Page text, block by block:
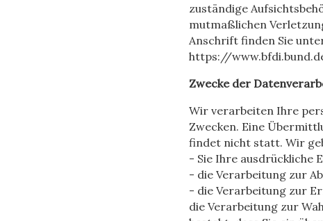
zuständige
mutmaßlichen
Anschrift finden Sie
https://
Zwecke der
Wir verarbeiten Ihre
Zwecken. Eine
findet nicht statt. Wir
- Sie Ihre ausdrückliche
- die Verarbeitung zur
- die Verarbeitung zur
die Verarbeitung zur